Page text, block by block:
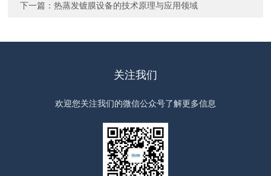
下一篇：热蒸发镀膜设备的技术原理与应用领域
关注我们
欢迎您关注我们的微信公众号了解更多信息